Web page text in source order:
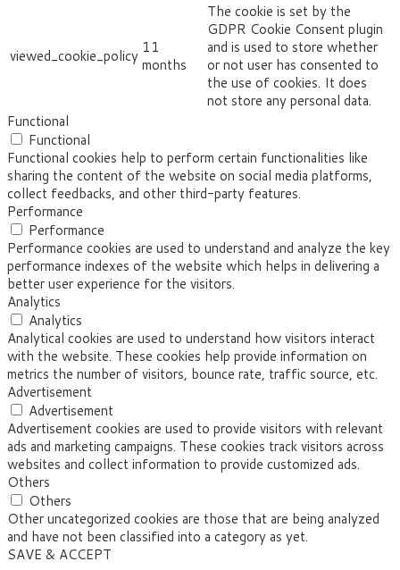
viewed_cookie_policy 11
months
The cookie is set by the
GDPR Cookie Consent plugin
and is used to store whether
or not user has consented to
the use of cookies. It does
not store any personal data.
Functional
Functional
Functional cookies help to perform certain functionalities like
sharing the content of the website on social media platforms,
collect feedbacks, and other third-party features.
Performance
Performance
Performance cookies are used to understand and analyze the key
performance indexes of the website which helps in delivering a
better user experience for the visitors.
Analytics
Analytics
Analytical cookies are used to understand how visitors interact
with the website. These cookies help provide information on
metrics the number of visitors, bounce rate, traffic source, etc.
Advertisement
Advertisement
Advertisement cookies are used to provide visitors with relevant
ads and marketing campaigns. These cookies track visitors across
websites and collect information to provide customized ads.
Others
Others
Other uncategorized cookies are those that are being analyzed
and have not been classified into a category as yet.
SAVE & ACCEPT